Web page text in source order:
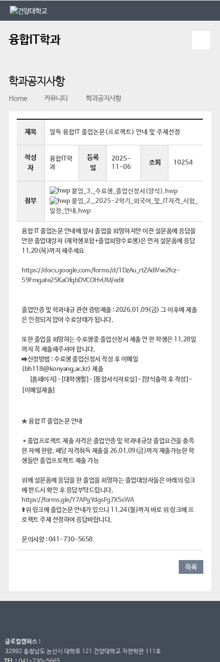
본문 바로가기
대메뉴 바로가기
융합IT학과
학과공지사항
Home 커뮤니티 학과공지사항
제목 필독 융합IT 졸업논문(프로젝트) 안내 및 주제선정
작성
자
융합IT학
과
등록
일
2025-
11-06
조회 10254
첨부
붙임_3._수료생_졸업신청서(양식).hwp
붙임_2._2025-2학기_외국어_및_IT자격_시험_
일정_안내.hwp
융합 IT 졸업논문 안내에 앞서 졸업을 희망하지만 이전 설문폼에 응답을
안한 졸업대상자 (재학생포함+졸업희망수료생)은 먼저 설문폼에 응답
11.20(목)까지 해주세요
https://docs.google.com/forms/d/1DzAu_rtZAdiVse2fcz-
59Fmgate25KaOfqbDVCOHvUM/edit
졸업인증 및 학과내규 관련 증빙제출 : 2026.01.09(금) 그 이후에 제출
은 인정되지 않아 수료상태가 됩니다.
또한 졸업을 희망하는 수료생중 졸업신청서 제출 안 한 학생은 11.28일
까지 꼭 제출해주셔야 합니다.
➡️신청방법 : 수료생 졸업신청서 작성 후 이메일
(bh118@konyang.ac.kr) 제출
[홈페이지]-[대학생활]-[통합서식자료실]-[양식출력 후 작성]-
[이메일제출]
★ 융합 IT 졸업논문 안내
＊졸업프로젝트 제출 자격은 졸업인증 및 학과내규상 졸업요건을 충족
한 자에 한함. 해당 자격취득 제출을 26.01.09(금)까지 제출가능한 학
생들만 졸업프로젝트 제출 가능
위에 설문폼에 응답을 한 졸업을 희망하는 졸업대상자들은 아래의 링크
에 반드시 확인 후 응답부탁드립니다.
https://forms.gle/Y7APgYdgsFg7X5sWA
⬆️위 링크에 졸업논문 안내가 있으니 11.24(월)까지 바로 위 링크에 프
로젝트 주제 선정하여 응답바랍니다.
문의사항 : 041-730-5658
목록
글로컬캠퍼스 :
32992 충청남도 논산시 대학로 121 건양대학교 자연학관 111호